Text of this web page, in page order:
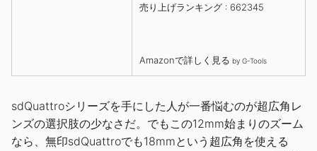
売り上げランキング : 662345
Amazonで詳しく見る by G-Tools
sdQuattroシリーズを手にした人が一番悩むのが超広角レ
ンズの選択肢の少なさだ。でもこの12mm始まりのズーム
なら、無印sdQuattroでも18mmという超広角を使える